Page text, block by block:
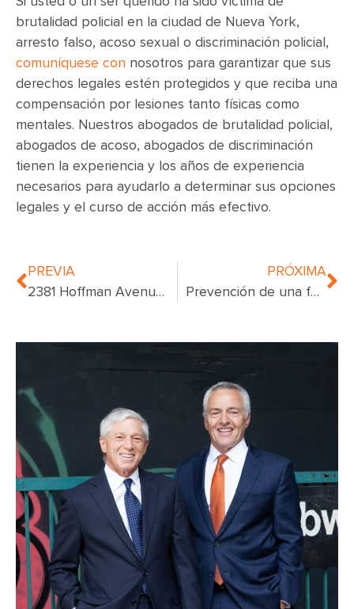
brutalidad policial en la ciudad de Nueva York,
arresto falso, acoso sexual o discriminación policial,
comuníquese con nosotros para garantizar que sus
derechos legales estén protegidos y que reciba una
compensación por lesiones tanto físicas como
mentales. Nuestros abogados de brutalidad policial,
abogados de acoso, abogados de discriminación
tienen la experiencia y los años de experiencia
necesarios para ayudarlo a determinar sus opciones
legales y el curso de acción más efectivo.
PREVIA
2381 Hoffman Avenue Incendio
PRÓXIMA
Prevención de una fuga de gas en su apartamento